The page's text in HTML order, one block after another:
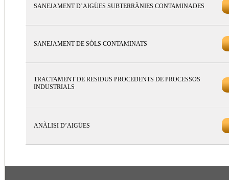
SANEJAMENT D’AIGÜES SUBTERRÀNIES CONTAMINADES
SANEJAMENT DE SÒLS CONTAMINATS
TRACTAMENT DE RESIDUS PROCEDENTS DE PROCESSOS
INDUSTRIALS
ANÀLISI D’AIGÜES